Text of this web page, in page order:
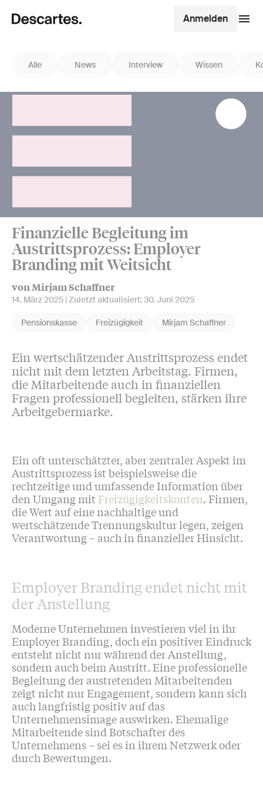
Anmelden
Alle News Interview Wissen
Finanzielle Begleitung im
Austrittsprozess: Employer
Branding mit Weitsicht
von Mirjam Schaffner
14. März 2025 | Zuletzt aktualisiert:30. Juni 2025
Pensionskasse Freizügigkeit Mirjam Schaffner
Ein wertschätzender Austrittsprozess endet
nicht mit dem letzten Arbeitstag. Firmen,
die Mitarbeitende auch in finanziellen
Fragen professionell begleiten, stärken ihre
Arbeitgebermarke.
Ein oft unterschätzter, aber zentraler Aspekt im
Austrittsprozess ist beispielsweise die
rechtzeitige und umfassende Information über
den Umgang mitFreizügigkeitskonten. Firmen,
die Wert auf eine nachhaltige und
wertschätzende Trennungskultur legen, zeigen
Verantwortung – auch in finanzieller Hinsicht.
Employer Branding endet nicht mit
der Anstellung
Moderne Unternehmen investieren viel in ihr
Employer Branding, doch ein positiver Eindruck
entsteht nicht nur während der Anstellung,
sondern auch beim Austritt. Eine professionelle
Begleitung der austretenden Mitarbeitenden
zeigt nicht nur Engagement, sondern kann sich
auch langfristig positiv auf das
Unternehmensimage auswirken. Ehemalige
Mitarbeitende sind Botschafter des
Unternehmens – sei es in ihrem Netzwerk oder
durch Bewertungen.